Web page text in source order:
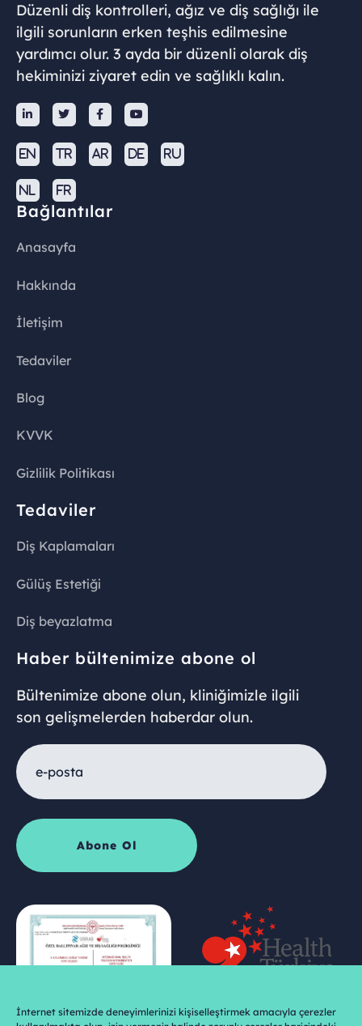
Düzenli diş kontrolleri, ağız ve diş sağlığı ile
ilgili sorunların erken teşhis edilmesine
yardımcı olur. 3 ayda bir düzenli olarak diş
hekiminizi ziyaret edin ve sağlıklı kalın.
   
EN TR AR DE RU
NL FR
Bağlantılar
Anasayfa
Hakkında
İletişim
Tedaviler
Blog
KVVK
Gizlilik Politikası
Tedaviler
Diş Kaplamaları
Gülüş Estetiği
Diş beyazlatma
Haber bültenimize abone ol
Bültenimize abone olun, kliniğimizle ilgili
son gelişmelerden haberdar olun.
İnternet sitemizde deneyimlerinizi kişiselleştirmek amacıyla çerezler